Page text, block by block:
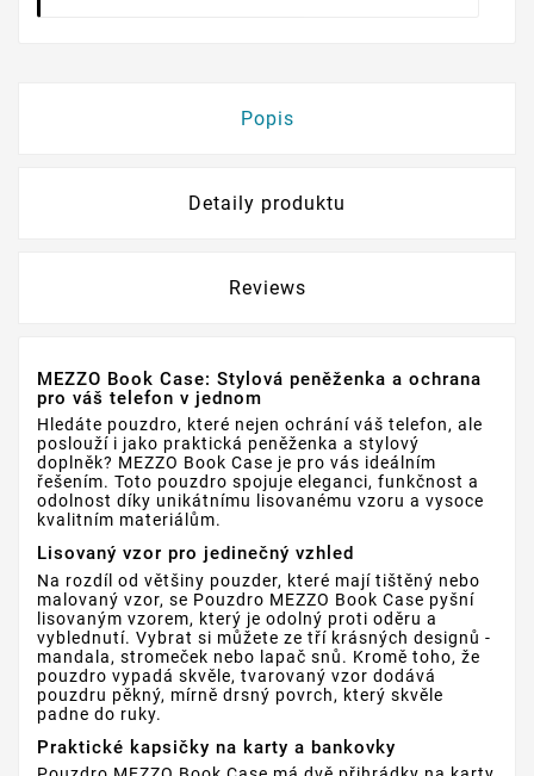
Popis
Detaily produktu
Reviews
MEZZO Book Case: Stylová peněženka a ochrana
pro váš telefon v jednom
Hledáte pouzdro, které nejen ochrání váš telefon, ale
poslouží i jako praktická peněženka a stylový
doplněk? MEZZO Book Case je pro vás ideálním
řešením. Toto pouzdro spojuje eleganci, funkčnost a
odolnost díky unikátnímu lisovanému vzoru a vysoce
kvalitním materiálům.
Lisovaný vzor pro jedinečný vzhled
Na rozdíl od většiny pouzder, které mají tištěný nebo
malovaný vzor, ​​se Pouzdro MEZZO Book Case pyšní
lisovaným vzorem, který je odolný proti oděru a
vyblednutí. Vybrat si můžete ze tří krásných designů -
mandala, stromeček nebo lapač snů. Kromě toho, že
pouzdro vypadá skvěle, tvarovaný vzor dodává
pouzdru pěkný, mírně drsný povrch, který skvěle
padne do ruky.
Praktické kapsičky na karty a bankovky